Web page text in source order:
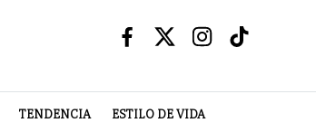
TENDENCIA ESTILO DE VIDA